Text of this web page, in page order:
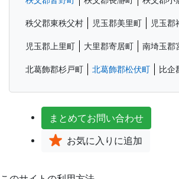
秩父郡東秩父村 児玉郡美里町 児玉郡
児玉郡上里町 大里郡寄居町 南埼玉郡
北葛飾郡杉戸町 北葛飾郡松伏町 比企
まとめてお問い合わせ
お気に入り に追加